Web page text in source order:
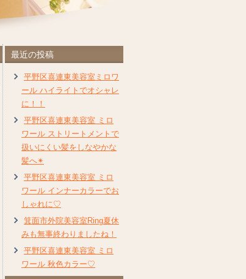
最近の投稿
平野区喜連東美容室ミロワ
ール ハイライトでオシャレ
に！！
平野区喜連東美容室 ミロ
ワール ストリートメントで
扱いにくい髪をしなやかな
髪へ✴︎
平野区喜連東美容室 ミロ
ワール インナーカラーでお
しゃれに♡
箕面市外院美容室Ring夏休
みも無事終わりましたね！
平野区喜連東美容室 ミロ
ワール 秋色カラー♡